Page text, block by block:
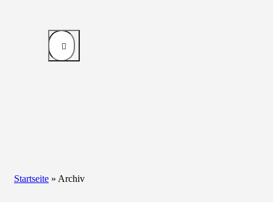
Startseite » Archiv